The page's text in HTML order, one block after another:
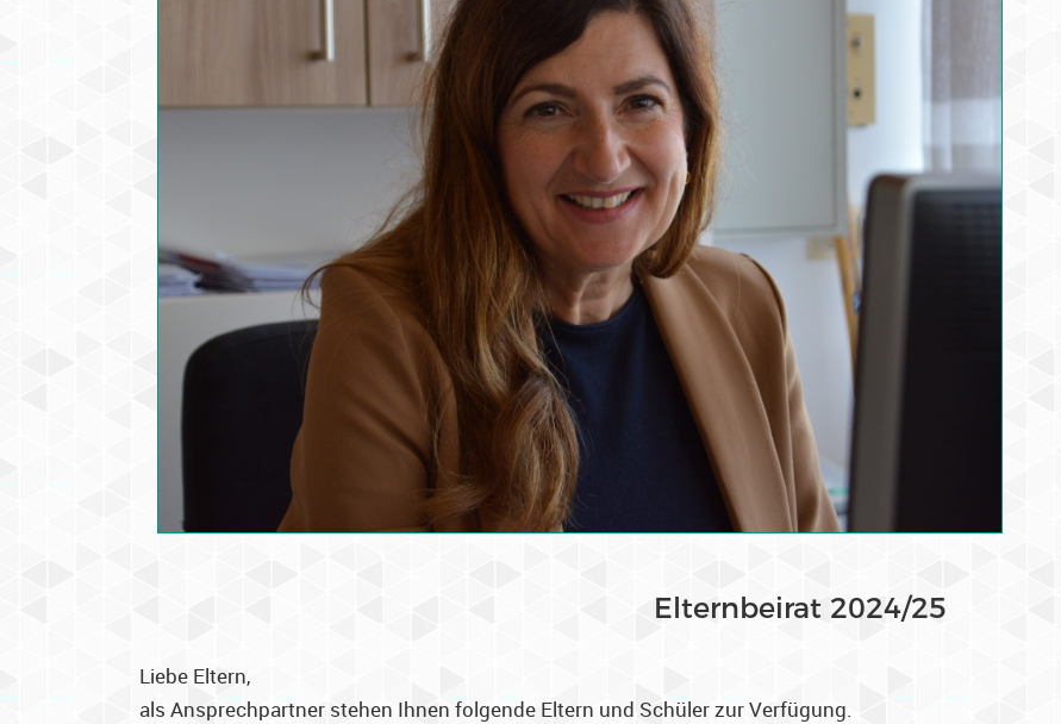
Elternbeirat 2024/25
Liebe Eltern,
als Ansprechpartner stehen Ihnen folgende Eltern und Schüler zur Verfügung.